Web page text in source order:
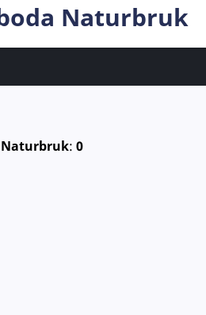
Naturbruk
Naturbruk: 0